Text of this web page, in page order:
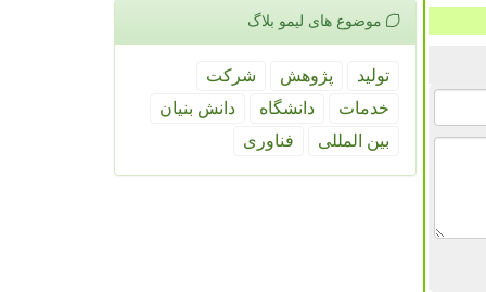
موضوع های لیمو بلاگ
تولید پژوهش
شركت
خدمات
دانشگاه
دانش بنیان
بین المللی
فناوری